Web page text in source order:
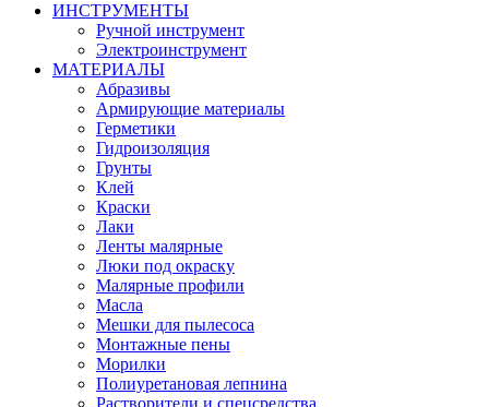
ИНСТРУМЕНТЫ
Ручной инструмент
Электроинструмент
МАТЕРИАЛЫ
Абразивы
Армирующие материалы
Герметики
Гидроизоляция
Грунты
Клей
Краски
Лаки
Ленты малярные
Люки под окраску
Малярные профили
Масла
Мешки для пылесоса
Монтажные пены
Морилки
Полиуретановая лепнина
Растворители и спецсредства